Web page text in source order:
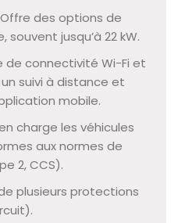
des options de
jusqu’à 22 kW.
de connectivité Wi-Fi et
suivi à distance et
mobile.
charge les véhicules
aux normes de
2, CCS).
plusieurs protections